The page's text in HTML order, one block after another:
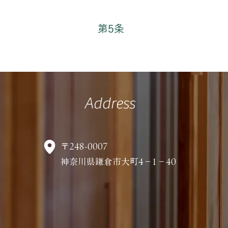
第5条
Address
〒248-0007
神奈川県鎌倉市大町4−1−40